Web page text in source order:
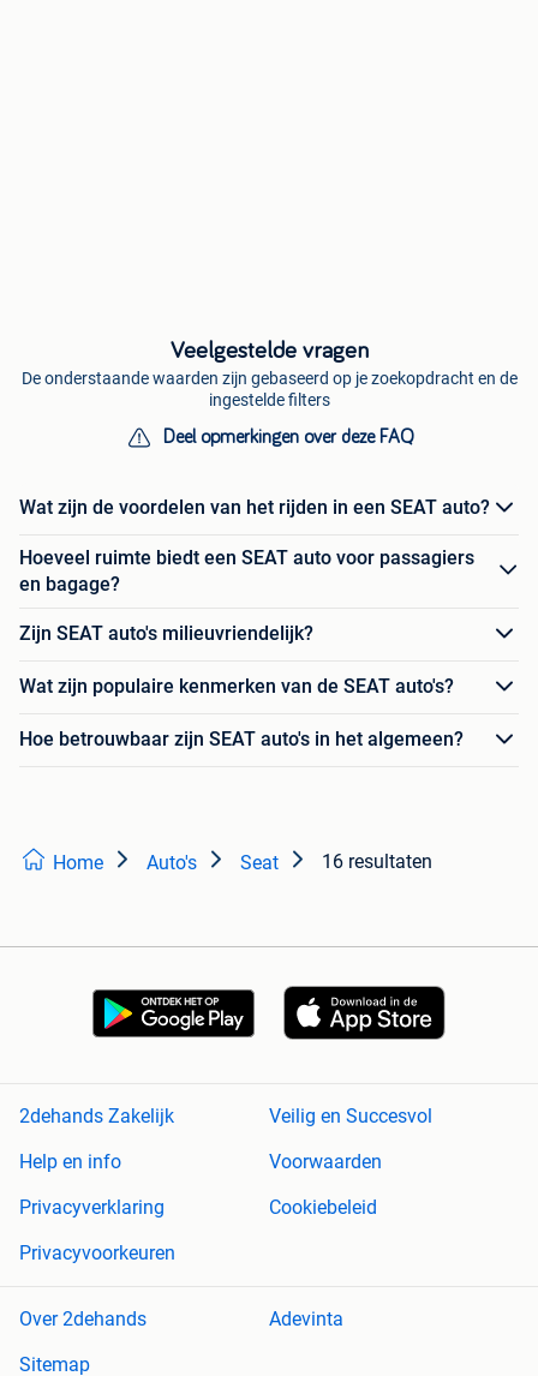
Veelgestelde vragen
De onderstaande waarden zijn gebaseerd op je zoekopdracht en de
ingestelde filters
Deel opmerkingen over deze FAQ
Wat zijn de voordelen van het rijden in een SEAT auto?
Hoeveel ruimte biedt een SEAT auto voor passagiers
en bagage?
Zijn SEAT auto's milieuvriendelijk?
Wat zijn populaire kenmerken van de SEAT auto's?
Hoe betrouwbaar zijn SEAT auto's in het algemeen?
Home Auto's Seat 16 resultaten
2dehands Zakelijk
Veilig en Succesvol
Help en info
Voorwaarden
Privacyverklaring
Cookiebeleid
Privacyvoorkeuren
Over 2dehands
Adevinta
Sitemap